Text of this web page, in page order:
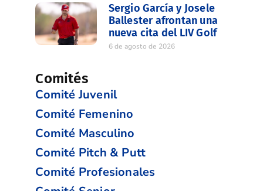
Sergio García y Josele
Ballester afrontan una
nueva cita del LIV Golf
6 de agosto de 2026
Comités
Comité Juvenil
Comité Femenino
Comité Masculino
Comité Pitch & Putt
Comité Profesionales